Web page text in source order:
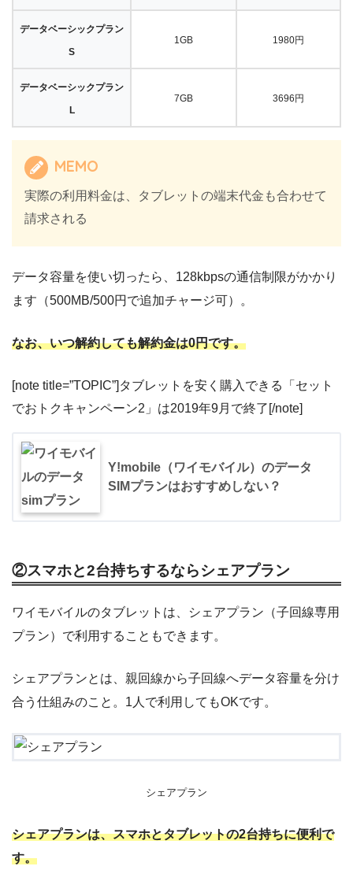
データベーシックプラン
S
1GB 1980円
データベーシックプラン
L
7GB 3696円
MEMO
実際の利用料金は、タブレットの端末代金も合わせて
請求される
データ容量を使い切ったら、128kbpsの通信制限がかかり
ます（500MB/500円で追加チャージ可）。
なお、いつ解約しても解約金は0円です。
[note title=”TOPIC”]タブレットを安く購入できる「セット
でおトクキャンペーン2」は2019年9月で終了[/note]
Y!mobile（ワイモバイル）のデータ
SIMプランはおすすめしない？
②スマホと2台持ちするならシェアプラン
ワイモバイルのタブレットは、シェアプラン（子回線専用
プラン）で利用することもできます。
シェアプランとは、親回線から子回線へデータ容量を分け
合う仕組みのこと。1人で利用してもOKです。
シェアプラン
シェアプランは、スマホとタブレットの2台持ちに便利で
す。